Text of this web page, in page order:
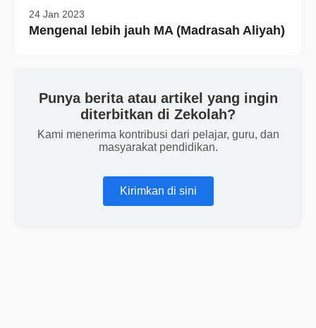
24 Jan 2023
Mengenal lebih jauh MA (Madrasah Aliyah)
Punya berita atau artikel yang ingin
diterbitkan di Zekolah?
Kami menerima kontribusi dari pelajar, guru, dan
masyarakat pendidikan.
Kirimkan di sini